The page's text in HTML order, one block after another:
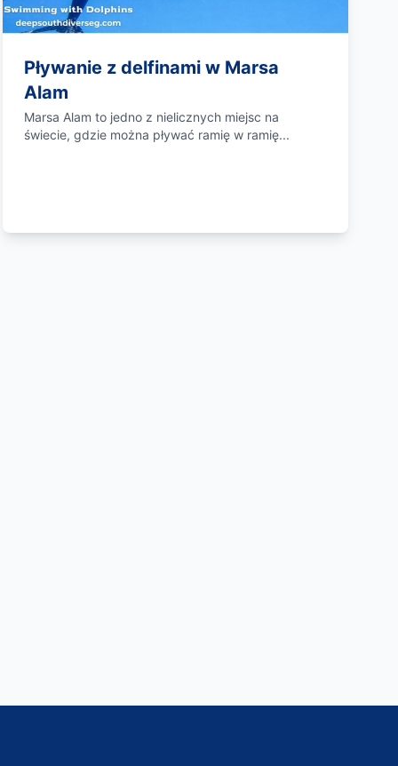
Pływanie z delfinami w Marsa
Alam
Marsa Alam to jedno z nielicznych miejsc na
świecie, gdzie można pływać ramię w ramię...